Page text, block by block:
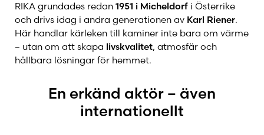
NVI
Pertinger
RIKA grundades redan 1951 i Micheldorf i Österrike
och drivs idag i andra generationen av Karl Riener.
Här handlar kärleken till kaminer inte bara om värme
– utan om att skapa livskvalitet, atmosfär och
hållbara lösningar för hemmet.
En erkänd aktör – även
internationellt